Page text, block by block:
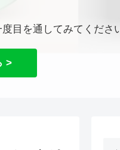
目を通してみてくださ
>